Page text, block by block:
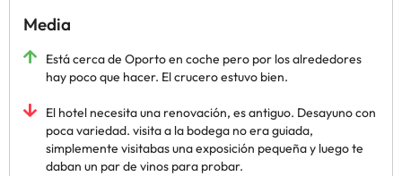
Media
Está cerca de Oporto en coche pero por los alrededores
hay poco que hacer. El crucero estuvo bien.
El hotel necesita una renovación, es antiguo. Desayuno con
poca variedad. visita a la bodega no era guiada,
simplemente visitabas una exposición pequeña y luego te
daban un par de vinos para probar.